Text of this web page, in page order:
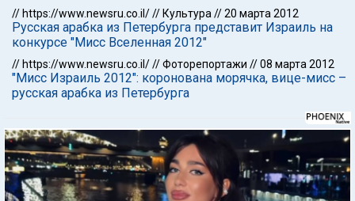
// https://www.newsru.co.il/// Культура //20 марта 2012
Русская арабка из Петербурга представит Израиль на
конкурсе "Мисс Вселенная 2012"
// https://www.newsru.co.il///Фоторепортажи //08 марта 2012
"Мисс Израиль 2012": коронована морячка, вице-мисс –
русская арабка из Петербурга